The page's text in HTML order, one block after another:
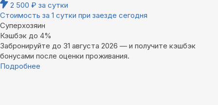
2 500 ₽ за сутки
Стоимость за 1 сутки при заезде сегодня
Суперхозяин
Кэшбэк до 4%
Забронируйте до 31 августа 2026 — и получите кэшбэк
бонусами после оценки проживания.
Подробнее